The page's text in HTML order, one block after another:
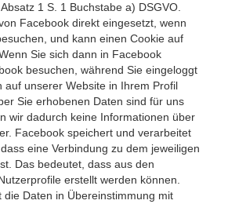
1 S. 1 Buchstabe a) DSGVO.
Facebook direkt eingesetzt, wenn
und kann einen Cookie auf
Sie sich dann in Facebook
besuchen, während Sie eingeloggt
auf unserer Website in Ihrem Profil
Sie erhobenen Daten sind für uns
wir dadurch keine Informationen über
Facebook speichert und verarbeitet
eine Verbindung zu dem jeweiligen
Das bedeutet, dass aus den
erstellt werden können.
die Daten in Übereinstimmung mit